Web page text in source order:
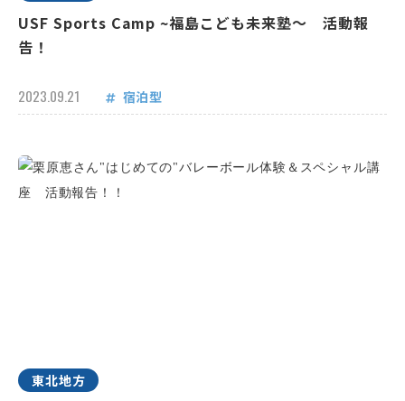
USF Sports Camp ~福島こども未来塾～ 活動報
告！
2023.09.21 宿泊型
東北地方